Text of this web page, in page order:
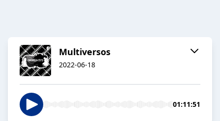
Multiversos
2022-06-18
01:11:51